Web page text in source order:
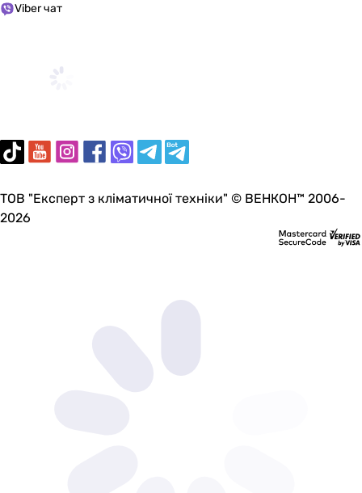
Viber чат
ТОВ "Експерт з кліматичної техніки" © ВЕНКОН™ 2006-
2026